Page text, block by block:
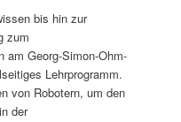
bis hin zur
zum
am Georg-Simon-Ohm-
Lehrprogramm.
von Robotern, um den
der